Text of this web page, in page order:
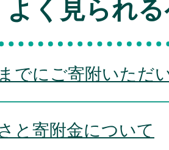
よく見られ
でにご寄附いただ
と寄附金について